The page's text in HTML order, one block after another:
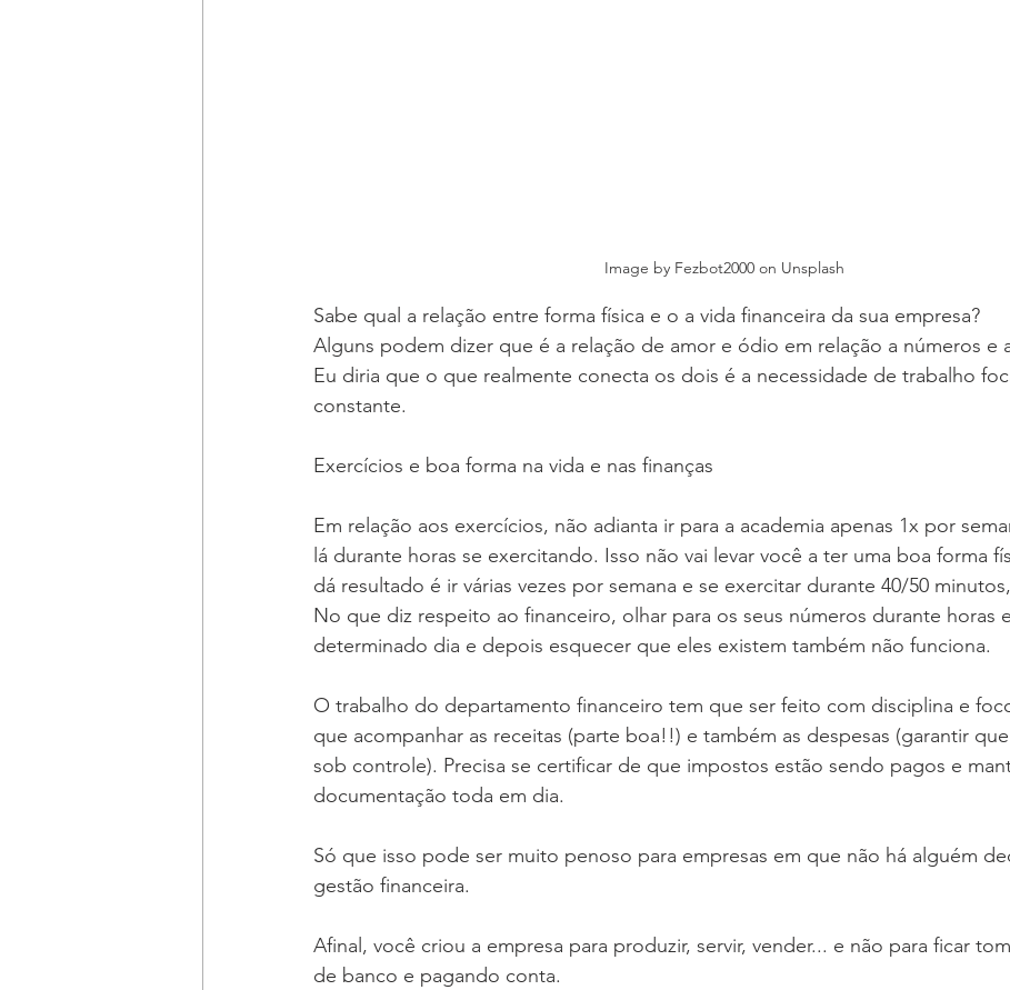
Image by Fezbot2000 on Unsplash
Sabe qual a relação entre forma física e o a vida financeira da sua empresa?
Alguns podem dizer que é a relação de amor e ódio em relação a números e
Eu diria que o que realmente conecta os dois é a necessidade de trabalho
constante.
Exercícios e boa forma na vida e nas finanças
Em relação aos exercícios, não adianta ir para a academia apenas 1x por
lá durante horas se exercitando. Isso não vai levar você a ter uma boa forma
dá resultado é ir várias vezes por semana e se exercitar durante 40/50
No que diz respeito ao financeiro, olhar para os seus números durante horas
determinado dia e depois esquecer que eles existem também não funciona.
O trabalho do departamento financeiro tem que ser feito com disciplina e
que acompanhar as receitas (parte boa!!) e também as despesas (garantir
sob controle). Precisa se certificar de que impostos estão sendo pagos e
documentação toda em dia.
Só que isso pode ser muito penoso para empresas em que não há alguém
gestão financeira.
Afinal, você criou a empresa para produzir, servir, vender... e não para ficar
de banco e pagando conta.